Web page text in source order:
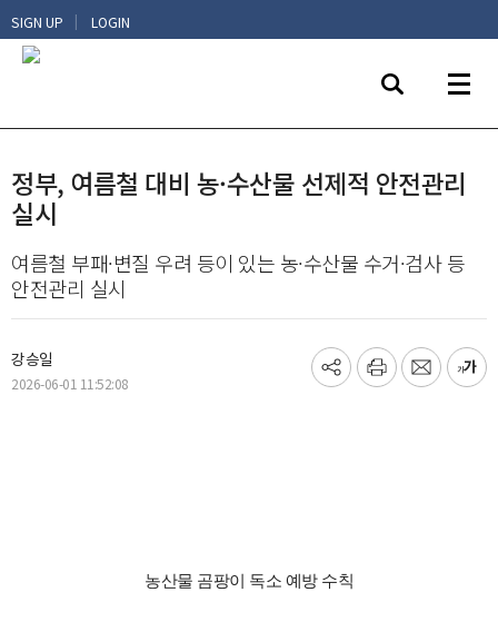
SIGN UP | LOGIN
정부, 여름철 대비 농·수산물 선제적 안전관리
실시
여름철 부패·변질 우려 등이 있는 농·수산물 수거·검사 등
안전관리 실시
강승일
2026-06-01 11:52:08
기
프
메
글
농산물 곰팡이 독소 예방 수칙